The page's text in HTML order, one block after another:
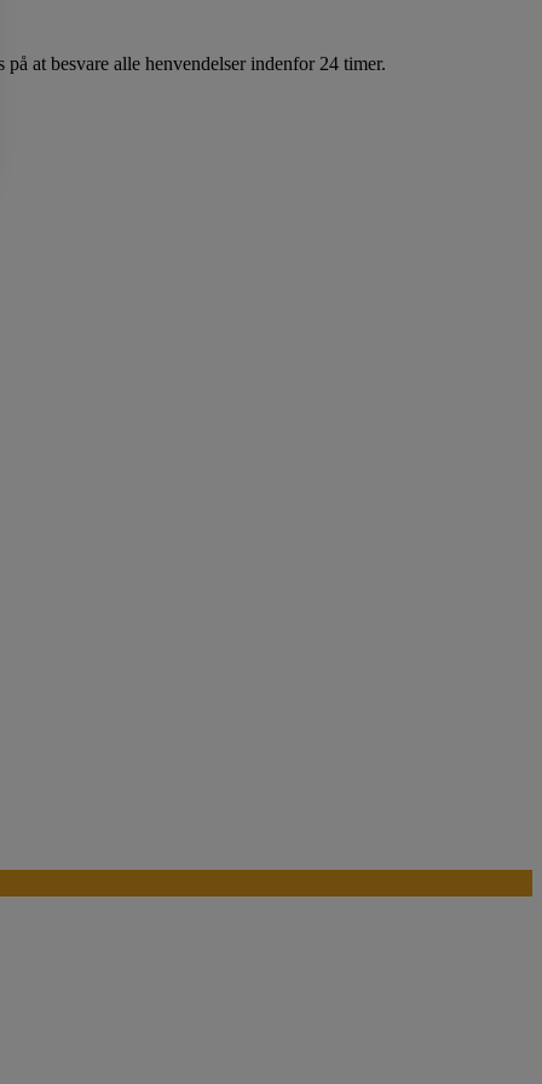
at besvare alle henvendelser indenfor 24 timer.